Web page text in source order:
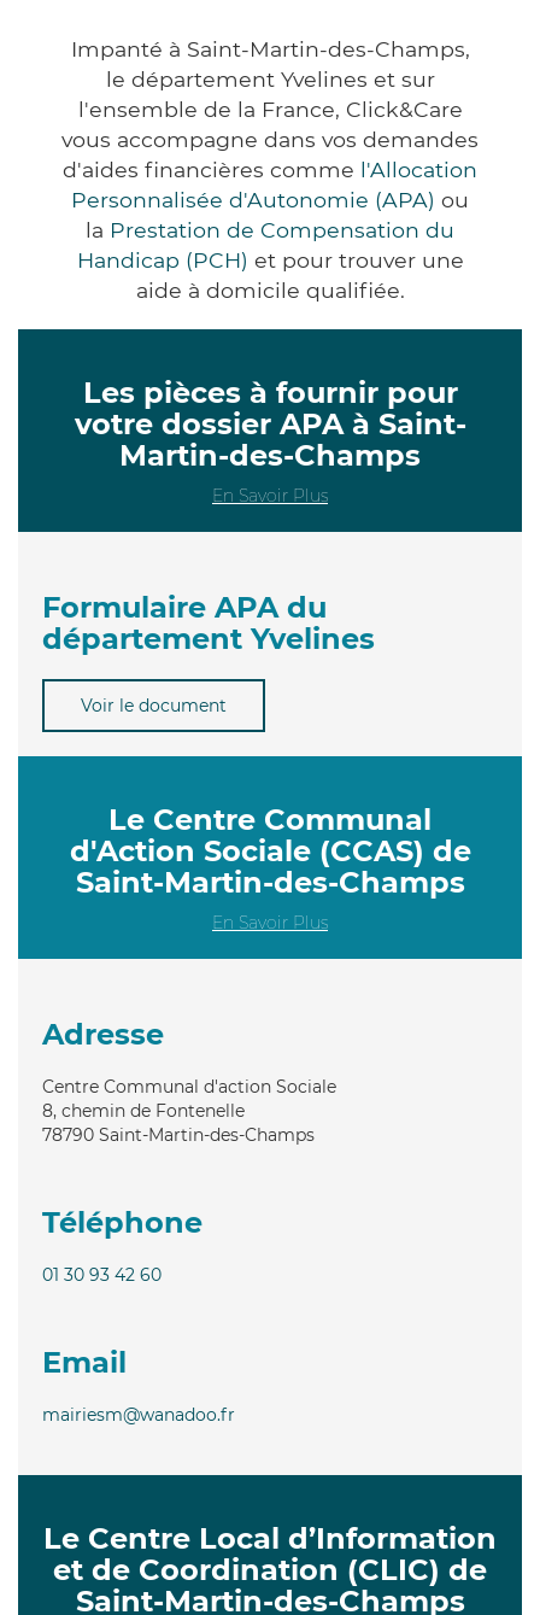
Impanté à Saint-Martin-des-Champs,
le département Yvelines et sur
l'ensemble de la France, Click&Care
vous accompagne dans vos demandes
d'aides financières comme l'Allocation
Personnalisée d'Autonomie (APA) ou
la Prestation de Compensation du
Handicap (PCH) et pour trouver une
aide à domicile qualifiée.
Les pièces à fournir pour
votre dossier APA à Saint-
Martin-des-Champs
En Savoir Plus
Formulaire APA du
département Yvelines
Voir le document
Le Centre Communal
d'Action Sociale (CCAS) de
Saint-Martin-des-Champs
En Savoir Plus
Adresse
Centre Communal d'action Sociale
8, chemin de Fontenelle
78790 Saint-Martin-des-Champs
Téléphone
01 30 93 42 60
Email
mairiesm@wanadoo.fr
Le Centre Local d’Information
et de Coordination (CLIC) de
Saint-Martin-des-Champs